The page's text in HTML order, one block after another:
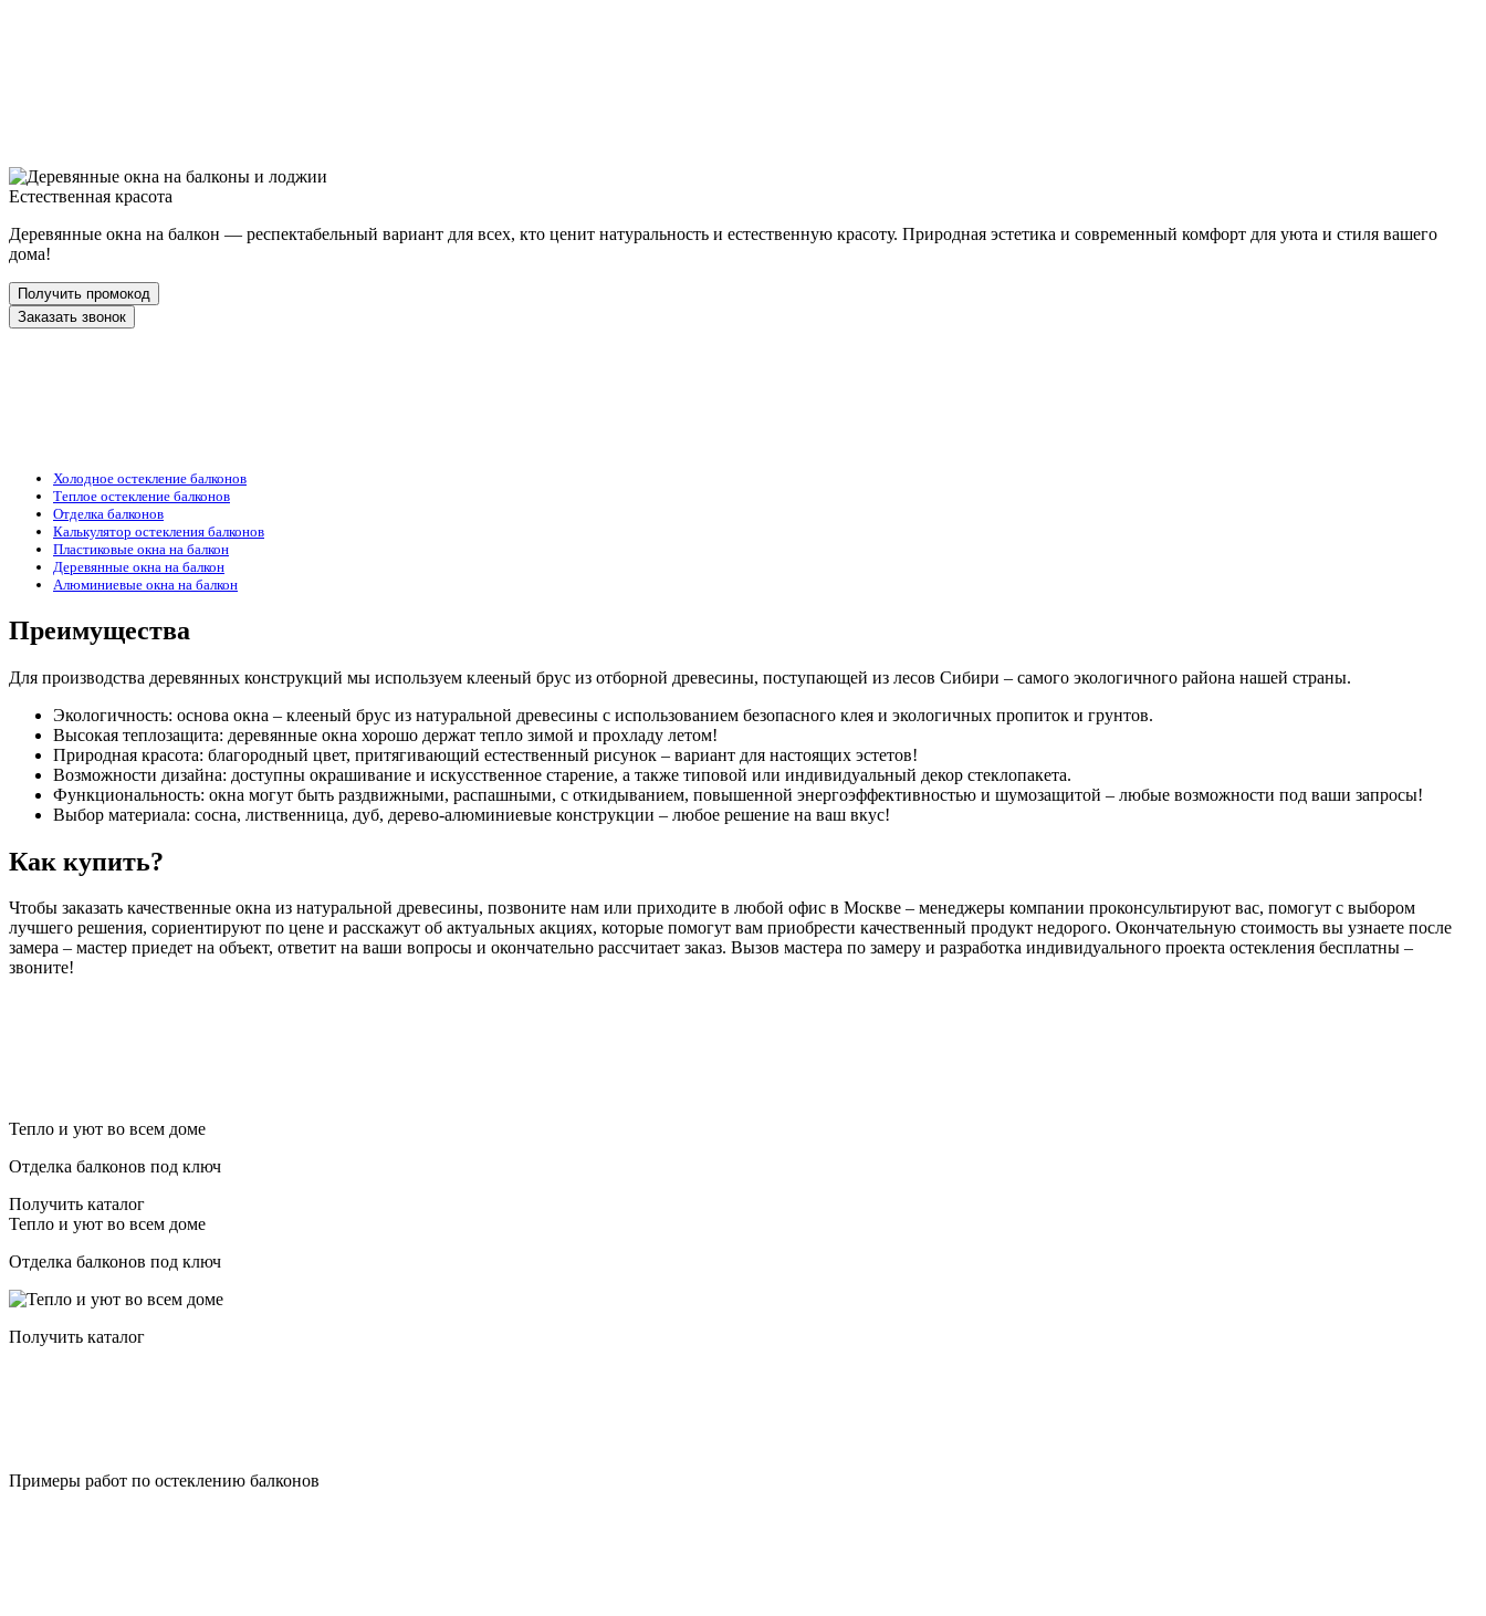
Естественная красота
Деревянные окна на балкон — респектабельный вариант для всех, кто ценит натуральность и естественную красоту. Природная эстетика и современный комфорт для уюта и стиля вашего
дома!
Получить промокод
Заказать звонок
Холодное остекление балконов
Теплое остекление балконов
Отделка балконов
Калькулятор остекления балконов
Пластиковые окна на балкон
Деревянные окна на балкон
Алюминиевые окна на балкон
Преимущества
Для производства деревянных конструкций мы используем клееный брус из отборной древесины, поступающей из лесов Сибири – самого экологичного района нашей страны.
Экологичность: основа окна – клееный брус из натуральной древесины с использованием безопасного клея и экологичных пропиток и грунтов.
Высокая теплозащита: деревянные окна хорошо держат тепло зимой и прохладу летом!
Природная красота: благородный цвет, притягивающий естественный рисунок – вариант для настоящих эстетов!
Возможности дизайна: доступны окрашивание и искусственное старение, а также типовой или индивидуальный декор стеклопакета.
Функциональность: окна могут быть раздвижными, распашными, с откидыванием, повышенной энергоэффективностью и шумозащитой – любые возможности под ваши запросы!
Выбор материала: сосна, лиственница, дуб, дерево-алюминиевые конструкции – любое решение на ваш вкус!
Как купить?
Чтобы заказать качественные окна из натуральной древесины, позвоните нам или приходите в любой офис в Москве – менеджеры компании проконсультируют вас, помогут с выбором
лучшего решения, сориентируют по цене и расскажут об актуальных акциях, которые помогут вам приобрести качественный продукт недорого. Окончательную стоимость вы узнаете после
замера – мастер приедет на объект, ответит на ваши вопросы и окончательно рассчитает заказ. Вызов мастера по замеру и разработка индивидуального проекта остекления бесплатны –
звоните!
Тепло и уют во всем доме
Отделка балконов под ключ
Получить каталог
Тепло и уют во всем доме
Отделка балконов под ключ
Получить каталог
Примеры работ по остеклению балконов